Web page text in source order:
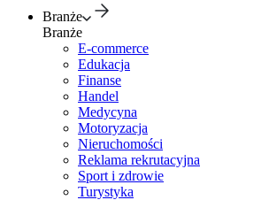
Branże
Branże
E-commerce
Edukacja
Finanse
Handel
Medycyna
Motoryzacja
Nieruchomości
Reklama rekrutacyjna
Sport i zdrowie
Turystyka